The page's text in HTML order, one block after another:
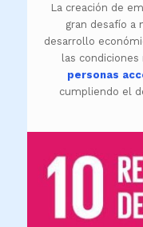
La creación de
gran desafío a
desarrollo
las
personas
cumpliendo el